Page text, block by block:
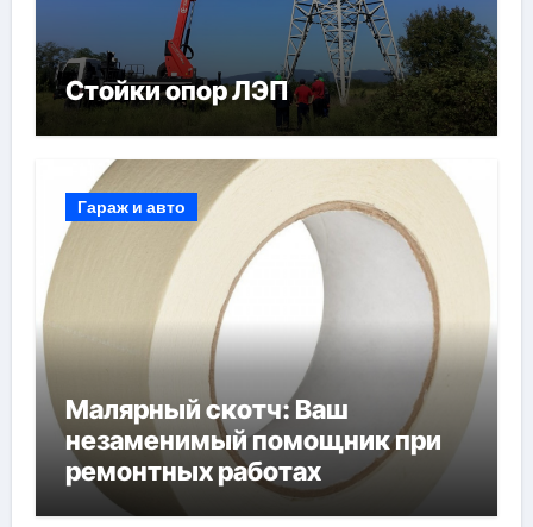
Стойки опор ЛЭП
Гараж и авто
Малярный скотч: Ваш
незаменимый помощник при
ремонтных работах